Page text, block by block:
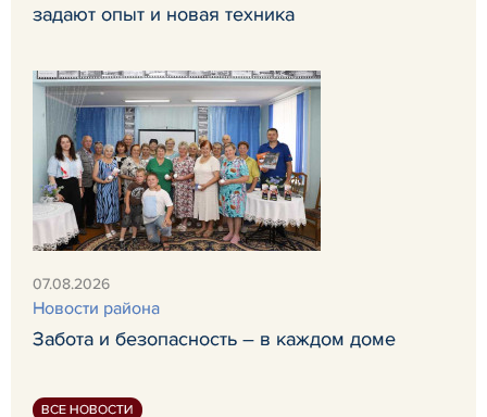
задают опыт и новая техника
07.08.2026
Новости района
Забота и безопасность – в каждом доме
ВСЕ НОВОСТИ